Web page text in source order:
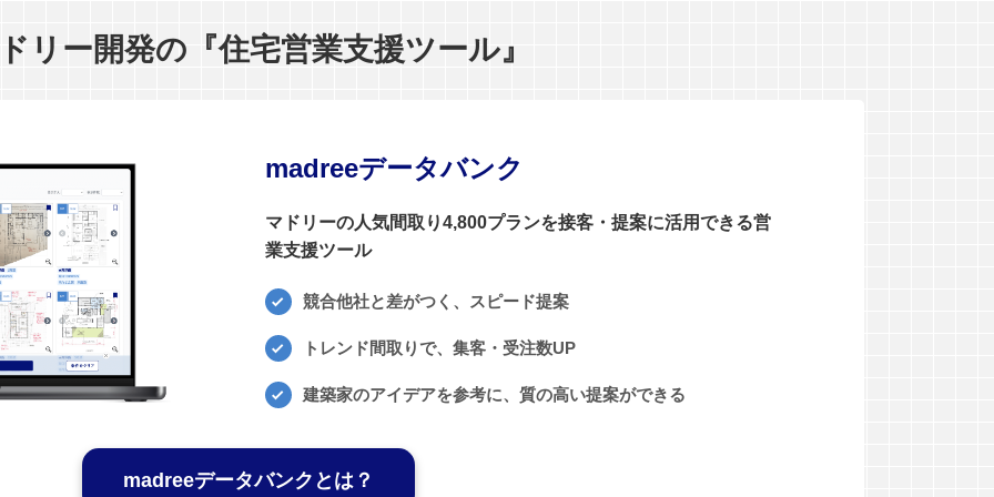
リー開発の『住宅営業支援ツール』
madreeデータバンク
マドリーの人気間取り4,800プランを接客・提案に活用できる営
業支援ツール
競合他社と差がつく、スピード提案
トレンド間取りで、集客・受注数UP
建築家のアイデアを参考に、質の高い提案ができる
madreeデータバンクとは？